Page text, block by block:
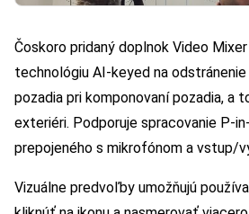
Čoskoro pridaný doplnok Video
technológiu AI-keyed na
pozadia pri komponovaní pozadia, a
exteriéri. Podporuje spracovanie P-
prepojeného s mikrofónom a vstup/
Vizuálne predvoľby umožňujú